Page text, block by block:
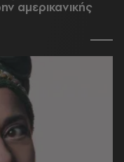
αμερικανικής